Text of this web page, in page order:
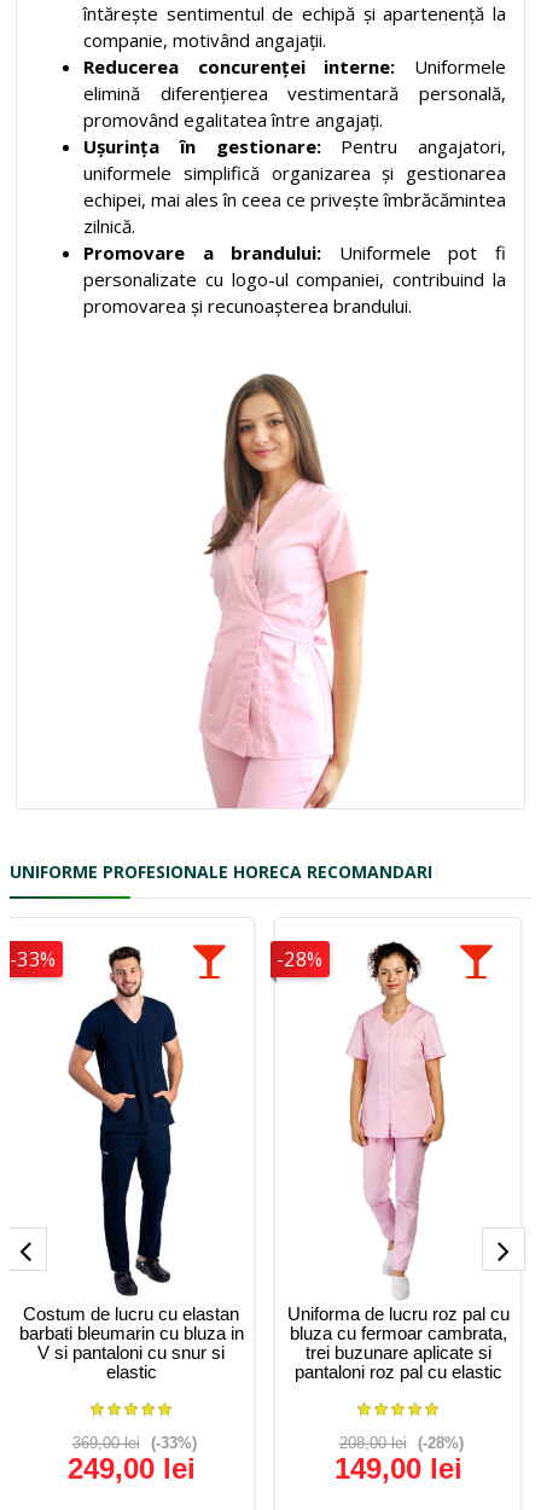
întărește sentimentul de echipă și apartenență la
companie, motivând angajații.
Reducerea concurenței interne: Uniformele
elimină diferențierea vestimentară personală,
promovând egalitatea între angajați.
Ușurința în gestionare:Pentru angajatori,
uniformele simplifică organizarea și gestionarea
echipei, mai ales în ceea ce privește îmbrăcămintea
zilnică.
Promovare a brandului: Uniformele pot fi
personalizate cu logo-ul companiei, contribuind la
promovarea și recunoașterea brandului.
UNIFORME PROFESIONALE HORECA RECOMANDARI
-33%
Costum de lucru cu elastan
barbati bleumarin cu bluza in
V si pantaloni cu snur si
elastic
369,00 lei (-33%)
249,00 lei
-28%
Uniforma de lucru roz pal cu
bluza cu fermoar cambrata,
trei buzunare aplicate si
pantaloni roz pal cu elastic
208,00 lei (-28%)
149,00 lei